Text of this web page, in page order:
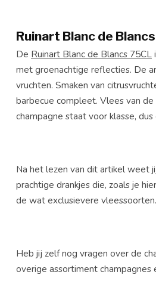
Ruinart Blanc de Blancs
De Ruinart Blanc de Blancs 75CL
met groenachtige reflecties. De
vruchten. Smaken van
barbecue compleet. Vlees van
champagne staat voor klasse,
Na het lezen van dit artikel weet
prachtige drankjes die, zoals je
de wat exclusievere vleessoorten.
Heb jij zelf nog vragen over de
overige assortiment champagnes